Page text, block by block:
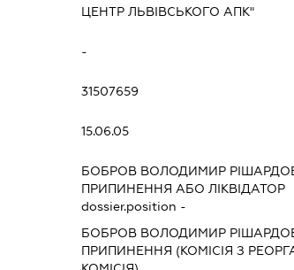
ЦЕНТР ЛЬВІВСЬКОГО АПК"
-
31507659
15.06.05
БОБРОВ ВОЛОДИМИР
ПРИПИНЕННЯ АБО ЛІКВІДАТОР
dossier.position -
БОБРОВ ВОЛОДИМИР
ПРИПИНЕННЯ (КОМІСІЯ З